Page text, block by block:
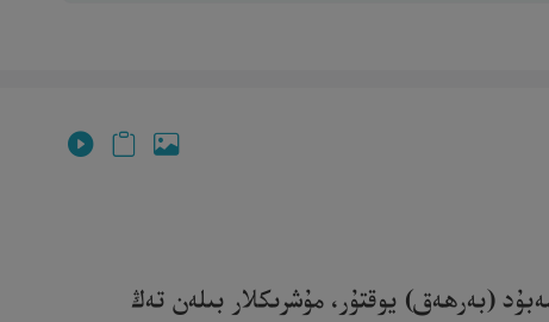
(بەرھەق) يوقتۇر، مۇشرىكلار بىلەن تەڭ